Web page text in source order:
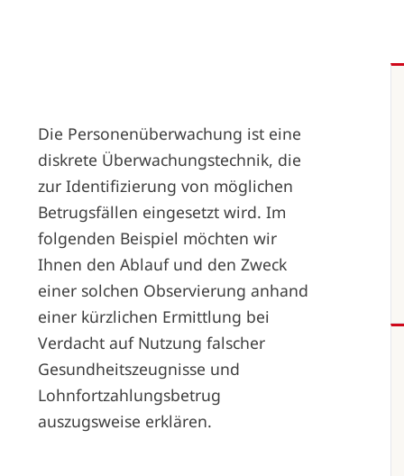
Die Personenüberwachung ist eine
diskrete Überwachungstechnik, die
zur Identifizierung von möglichen
Betrugsfällen eingesetzt wird. Im
folgenden Beispiel möchten wir
Ihnen den Ablauf und den Zweck
einer solchen Observierung anhand
einer kürzlichen Ermittlung bei
Verdacht auf Nutzung falscher
Gesundheitszeugnisse und
Lohnfortzahlungsbetrug
auszugsweise erklären.